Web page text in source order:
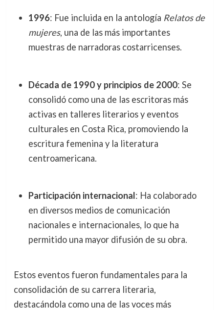
1996: Fue incluida en la antología Relatos de
mujeres, una de las más importantes
muestras de narradoras costarricenses.
Década de 1990 y principios de 2000: Se
consolidó como una de las escritoras más
activas en talleres literarios y eventos
culturales en Costa Rica, promoviendo la
escritura femenina y la literatura
centroamericana.
Participación internacional: Ha colaborado
en diversos medios de comunicación
nacionales e internacionales, lo que ha
permitido una mayor difusión de su obra.
Estos eventos fueron fundamentales para la
consolidación de su carrera literaria,
destacándola como una de las voces más